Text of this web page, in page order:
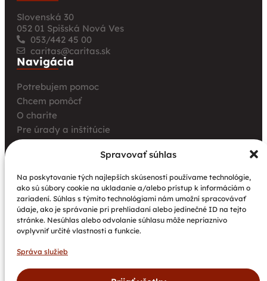
Spravovať súhlas
Na poskytovanie tých najlepších skúseností používame technológie,
ako sú súbory cookie na ukladanie a/alebo prístup k informáciám o
zariadení. Súhlas s týmito technológiami nám umožní spracovávať
údaje, ako je správanie pri prehliadaní alebo jedinečné ID na tejto
stránke. Nesúhlas alebo odvolanie súhlasu môže nepriaznivo
ovplyvniť určité vlastnosti a funkcie.
Správa služieb
Slovenská 30
052 01 Spišská Nová Ves
053/442 45 00
caritas@caritas.sk
Navigácia
Potrebujem pomoc
Chcem pomôcť
O charite
Pre úrady a inštitúcie
Farské charity
Aktuality
Charita bez hraníc: Stretnutie Spišskej katolíckej
charity a Krakowskej arcidiecéznej charity prinieslo
nové pohľady na fundraising aj propagáciu
Nové petangové ihrisko prináša seniorom radosť,
pohyb a komunitu
tretích krajín vrátane migrantov“